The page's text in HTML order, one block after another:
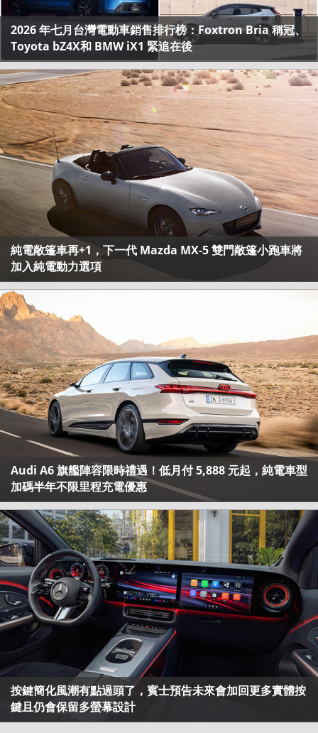
2026 年七月台灣電動車銷售排行榜：Foxtron Bria 稱冠、
Toyota bZ4X和 BMW iX1 緊追在後
純電敞篷車再+1，下一代 Mazda MX-5 雙門敞篷小跑車將
加入純電動力選項
Audi A6 旗艦陣容限時禮遇！低月付 5,888 元起，純電車型
加碼半年不限里程充電優惠
按鍵簡化風潮有點過頭了，賓士預告未來會加回更多實體按
鍵且仍會保留多螢幕設計